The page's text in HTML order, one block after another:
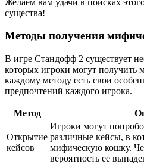
существа!
Методы получения
В игре Стандофф 2 существует
которых игроки могут получить
каждому методу есть свои
предпочтений каждого игрока.
Метод
Открытие
кейсов
Игроки могут
различные кейсы, в
мифическую кошку.
вероятность ее